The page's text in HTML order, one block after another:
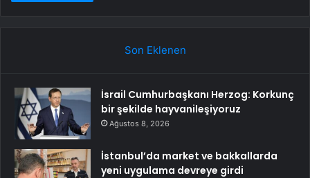
Son Eklenen
İsrail Cumhurbaşkanı Herzog: Korkunç
bir şekilde hayvanileşiyoruz
Ağustos 8, 2026
İstanbul’da market ve bakkallarda
yeni uygulama devreye girdi